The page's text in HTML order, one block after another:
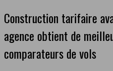
Construction tarifaire
agence obtient de
comparateurs de vols